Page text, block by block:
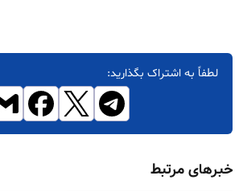
لطفاً به اشتراک بگذارید:
خبرهای مرتبط